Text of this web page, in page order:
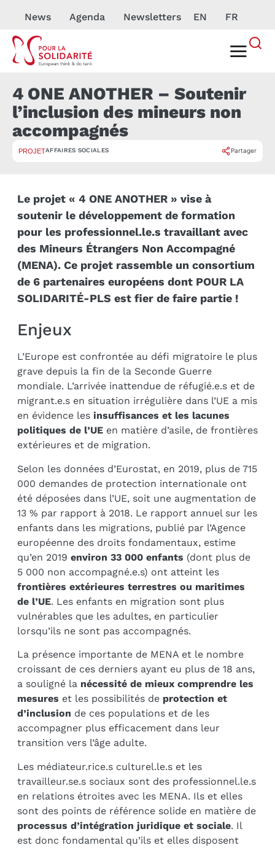
News Agenda Newsletters EN FR
4 ONE ANOTHER – Soutenir
l’inclusion des mineurs non
accompagnés
PROJETAFFAIRES SOCIALES Partager
Le projet « 4 ONE ANOTHER » vise à
soutenir le développement de formation
pour les professionnel.le.s travaillant avec
des Mineurs Étrangers Non Accompagné
(MENA). Ce projet rassemble un consortium
de 6 partenaires européens dont POUR LA
SOLIDARITÉ-PLS est fier de faire partie !
Enjeux
L’Europe est confrontée au défi migratoire le plus
grave depuis la fin de la Seconde Guerre
mondiale. L’arrivée inattendue de réfugié.e.s et de
migrant.e.s en situation irrégulière dans l’UE a mis
en évidence les insuffisances et les lacunes
politiques de l’UEen matière d’asile, de frontières
extérieures et de migration.
Selon les données d’Eurostat, en 2019, plus de 715
000 demandes de protection internationale ont
été déposées dans l’UE, soit une augmentation de
13 % par rapport à 2018. Le rapport annuel sur les
enfants dans les migrations, publié par l’Agence
européenne des droits fondamentaux, estime
qu’en 2019 environ 33 000 enfants (dont plus de
5 000 non accompagné.e.s) ont atteint les
frontières extérieures terrestres ou maritimes
de l’UE. Les enfants en migration sont plus
vulnérables que les adultes, en particulier
lorsqu’ils ne sont pas accompagnés.
La présence importante de MENA et le nombre
croissant de ces derniers ayant eu plus de 18 ans,
a souligné la nécessité de mieux comprendre les
mesures et les possibilités de protection et
d’inclusion de ces populations et de les
accompagner plus efficacement dans leur
transition vers l’âge adulte.
Les médiateur.rice.s culturel.le.s et les
travailleur.se.s sociaux sont des professionnel.le.s
en relations étroites avec les MENA. Ils et elles
sont des points de référence solide en matière de
processus d’intégration juridique et sociale. Il
est donc fondamental qu’ils et elles disposent